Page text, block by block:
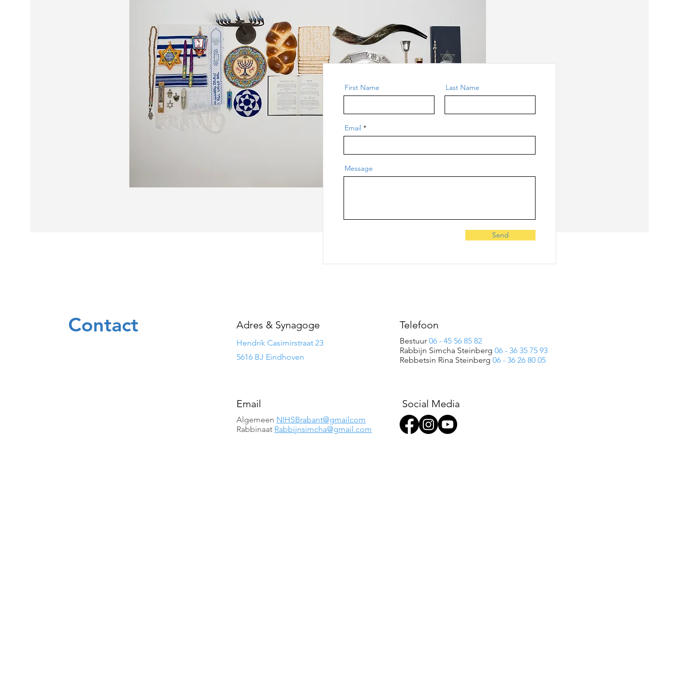
First Name Last Name
Email
Message
Send
Contact Adres & Synagoge
Hendrik Casimirstraat 23
5616 BJ Eindhoven
Email
Algemeen NIHSBrabant@gmailcom
Rabbinaat Rabbijnsimcha@gmail.com
Telefoon
Bestuur06 - 45 56 85 82
Rabbijn Simcha Steinberg 06 - 36 35 75 93
Rebbetsin Rina Steinberg 06 - 36 26 80 05
Social Media